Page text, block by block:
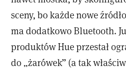
sceny, bo każde nowe
ma dodatkowo Bluetooth.
produktów Hue przestał
do „żarówek” (a tak